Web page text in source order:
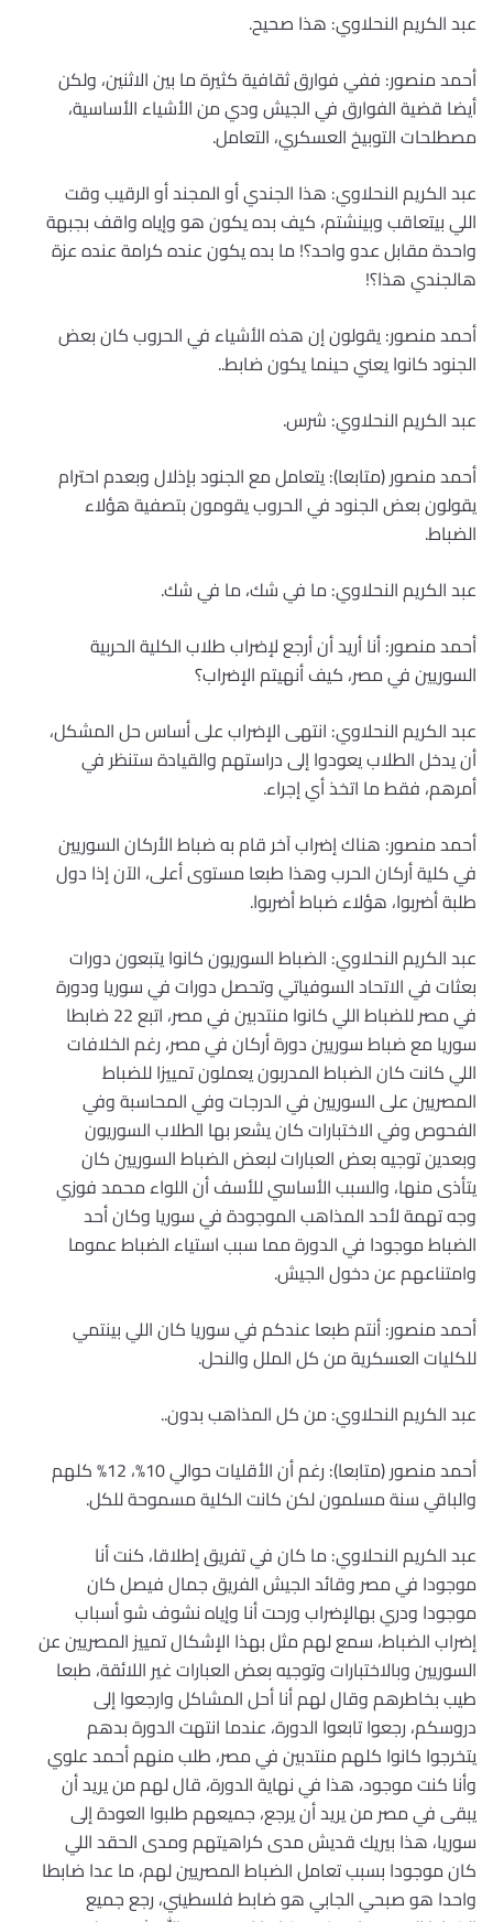
عبد الكريم النحلاوي: هذا صحيح.
أحمد منصور: ففي فوارق ثقافية كثيرة ما بين الاثنين، ولكن
أيضا قضية الفوارق في الجيش ودي من الأشياء الأساسية،
مصطلحات التوبيخ العسكري، التعامل.
عبد الكريم النحلاوي: هذا الجندي أو المجند أو الرقيب وقت
اللي بيتعاقب وبينشتم، كيف بده يكون هو وإياه واقف بجبهة
واحدة مقابل عدو واحد؟! ما بده يكون عنده كرامة عنده عزة
هالجندي هذا؟!
أحمد منصور: يقولون إن هذه الأشياء في الحروب كان بعض
الجنود كانوا يعني حينما يكون ضابط..
عبد الكريم النحلاوي: شرس.
أحمد منصور (متابعا): يتعامل مع الجنود بإذلال وبعدم احترام
يقولون بعض الجنود في الحروب يقومون بتصفية هؤلاء
الضباط.
عبد الكريم النحلاوي: ما في شك، ما في شك.
أحمد منصور: أنا أريد أن أرجع لإضراب طلاب الكلية الحربية
السوريين في مصر، كيف أنهيتم الإضراب؟
عبد الكريم النحلاوي: انتهى الإضراب على أساس حل المشكل،
أن يدخل الطلاب يعودوا إلى دراستهم والقيادة ستنظر في
أمرهم، فقط ما اتخذ أي إجراء.
أحمد منصور: هناك إضراب آخر قام به ضباط الأركان السوريين
في كلية أركان الحرب وهذا طبعا مستوى أعلى، الآن إذا دول
طلبة أضربوا، هؤلاء ضباط أضربوا.
عبد الكريم النحلاوي: الضباط السوريون كانوا يتبعون دورات
بعثات في الاتحاد السوفياتي وتحصل دورات في سوريا ودورة
في مصر للضباط اللي كانوا منتدبين في مصر، اتبع 22 ضابطا
سوريا مع ضباط سوريين دورة أركان في مصر، رغم الخلافات
اللي كانت كان الضباط المدربون يعملون تمييزا للضباط
المصريين على السوريين في الدرجات وفي المحاسبة وفي
الفحوص وفي الاختبارات كان يشعر بها الطلاب السوريون
وبعدين توجيه بعض العبارات لبعض الضباط السوريين كان
يتأذى منها، والسبب الأساسي للأسف أن اللواء محمد فوزي
وجه تهمة لأحد المذاهب الموجودة في سوريا وكان أحد
الضباط موجودا في الدورة مما سبب استياء الضباط عموما
وامتناعهم عن دخول الجيش.
أحمد منصور: أنتم طبعا عندكم في سوريا كان اللي بينتمي
للكليات العسكرية من كل الملل والنحل.
عبد الكريم النحلاوي: من كل المذاهب بدون..
أحمد منصور (متابعا): رغم أن الأقليات حوالي 10%، 12% كلهم
والباقي سنة مسلمون لكن كانت الكلية مسموحة للكل.
عبد الكريم النحلاوي: ما كان في تفريق إطلاقا، كنت أنا
موجودا في مصر وقائد الجيش الفريق جمال فيصل كان
موجودا ودري بهالإضراب ورحت أنا وإياه نشوف شو أسباب
إضراب الضباط، سمع لهم مثل بهذا الإشكال تمييز المصريين عن
السوريين وبالاختبارات وتوجيه بعض العبارات غير اللائقة، طبعا
طيب بخاطرهم وقال لهم أنا أحل المشاكل وارجعوا إلى
دروسكم، رجعوا تابعوا الدورة، عندما انتهت الدورة بدهم
يتخرجوا كانوا كلهم منتدبين في مصر، طلب منهم أحمد علوي
وأنا كنت موجود، هذا في نهاية الدورة، قال لهم من يريد أن
يبقى في مصر من يريد أن يرجع، جميعهم طلبوا العودة إلى
سوريا، هذا بيريك قديش مدى كراهيتهم ومدى الحقد اللي
كان موجودا بسبب تعامل الضباط المصريين لهم، ما عدا ضابطا
واحدا هو صبحي الجابي هو ضابط فلسطيني، رجع جميع